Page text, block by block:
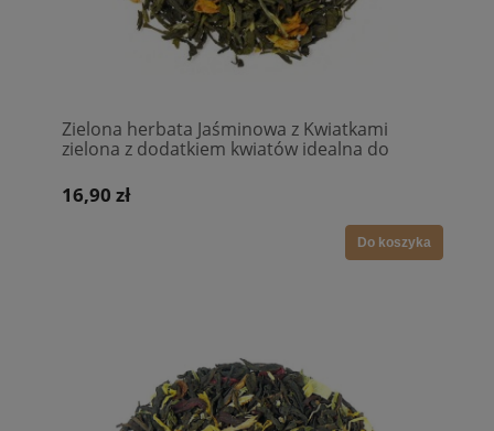
Zielona herbata Jaśminowa z Kwiatkami
zielona z dodatkiem kwiatów idealna do
16,90 zł
Do koszyka